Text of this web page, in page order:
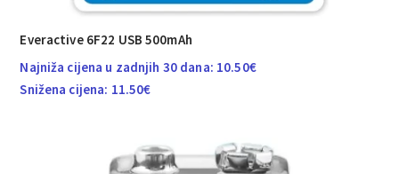
Everactive 6F22 USB 500mAh
Najniža cijena u zadnjih 30 dana: 10.50€
Snižena cijena: 11.50€